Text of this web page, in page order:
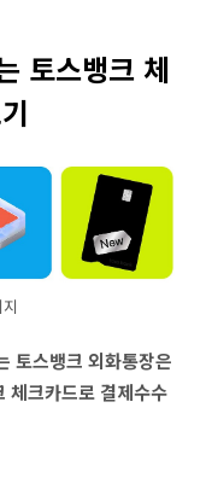
토스뱅크 체
토스뱅크 외화통장은
체크카드로 결제수수